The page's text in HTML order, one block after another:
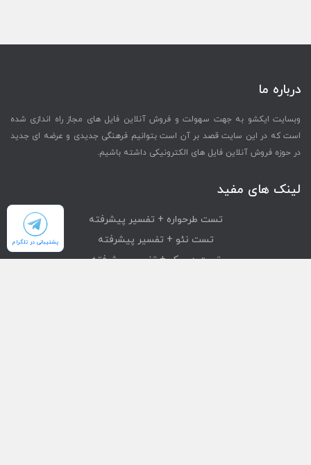
درباره ما
وبسایت ایکشو به جهت سهولت و فروش آنلاین فایل های مجاز راه اندازی شده
است که در این سایت قصد بر آن است بتوانیم فرهنگی جدیدی و عرضه ای جدید
در حوزه فروش آنلاین فایل های الکترونیکی داشته باشیم.
لینک های مفید
تست طرحواره + تفسیر پیشرفته
تست نئو + تفسیر پیشرفته
تست دیسک + تفسیر پیشرفته
پشتیبانی در تلگرام